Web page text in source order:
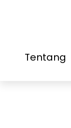
Tentang